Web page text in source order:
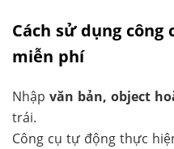
Cách sử dụng công
miễn phí
Nhập văn bản, object
trái.
Công cụ tự động thực